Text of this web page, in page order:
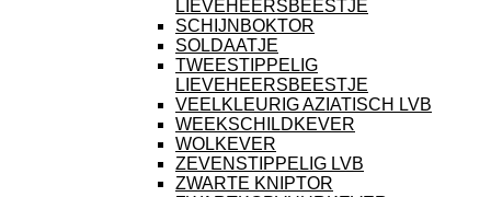
LIEVEHEERSBEESTJE
SCHIJNBOKTOR
SOLDAATJE
TWEESTIPPELIG
LIEVEHEERSBEESTJE
VEELKLEURIG AZIATISCH LVB
WEEKSCHILDKEVER
WOLKEVER
ZEVENSTIPPELIG LVB
ZWARTE KNIPTOR